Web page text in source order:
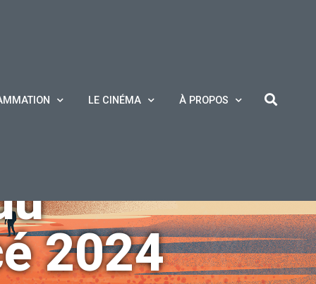
LE CINÉMA À PROPOS
2024